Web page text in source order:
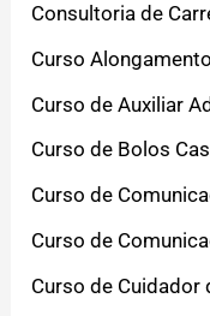
Consultoria de
Curso
Curso de Auxiliar
Curso de Bolos
Curso de
Curso de
Curso de Cuidador